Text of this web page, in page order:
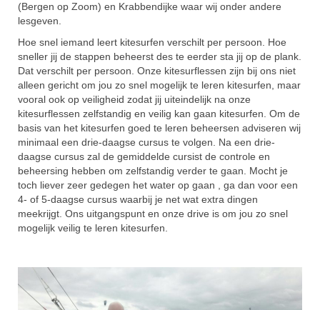
Locaties
Prijzen
Over ons
Contact
Boeken
Reviews
Veelgestelde vragen
(Bergen op Zoom) en Krabbendijke waar wij onder andere
lesgeven.
Hoe snel iemand leert kitesurfen verschilt per persoon. Hoe
sneller jij de stappen beheerst des te eerder sta jij op de plank.
Dat verschilt per persoon. Onze kitesurflessen zijn bij ons niet
alleen gericht om jou zo snel mogelijk te leren kitesurfen, maar
vooral ook op veiligheid zodat jij uiteindelijk na onze
kitesurflessen zelfstandig en veilig kan gaan kitesurfen. Om de
basis van het kitesurfen goed te leren beheersen adviseren wij
minimaal een drie-daagse cursus te volgen. Na een drie-
daagse cursus zal de gemiddelde cursist de controle en
beheersing hebben om zelfstandig verder te gaan. Mocht je
toch liever zeer gedegen het water op gaan , ga dan voor een
4- of 5-daagse cursus waarbij je net wat extra dingen
meekrijgt. Ons uitgangspunt en onze drive is om jou zo snel
mogelijk veilig te leren kitesurfen.